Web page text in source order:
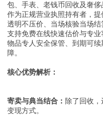
包、手表、老钱币回收及奢侈
作为正规营业执照持有者，
透明不压价、当场核验当场
支持免费在线快速估价与专
物品专人安全保管、到期可
障。
核心优势解析：
寄卖与典当结合： 除了回收
变现方式。